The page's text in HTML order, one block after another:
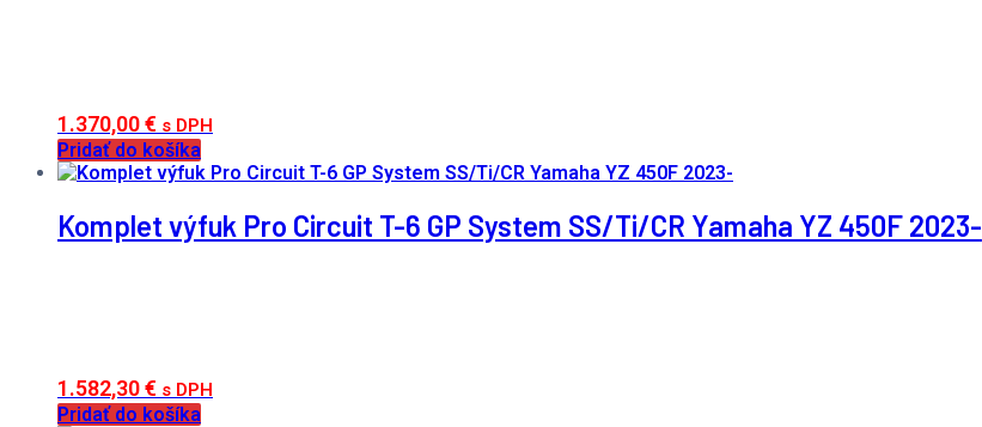
1.370,00€ s DPH
Pridať do košíka
Komplet výfuk Pro Circuit T-6 GP System SS/Ti/CR Yamaha YZ 450F 2023-
1.582,30€ s DPH
Pridať do košíka